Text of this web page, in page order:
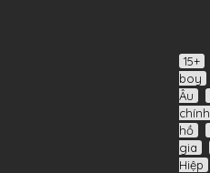
15+
boy
Âu
chính
hồ
gia
Hiệp